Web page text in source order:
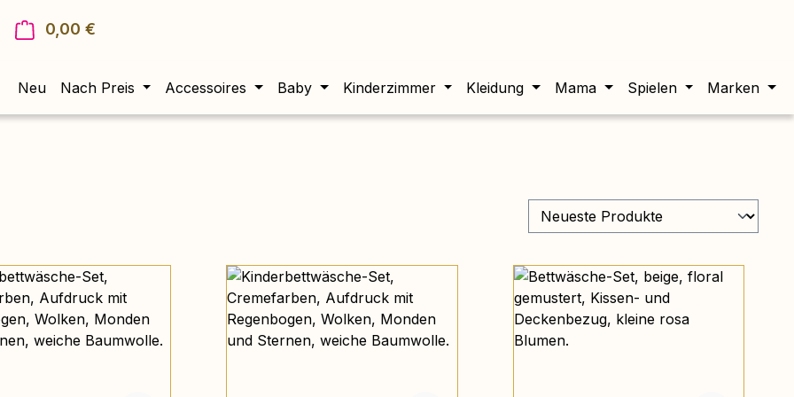
0,00 €
Neu Nach Preis Accessoires Baby Kinderzimmer Kleidung Mama Spielen Marken